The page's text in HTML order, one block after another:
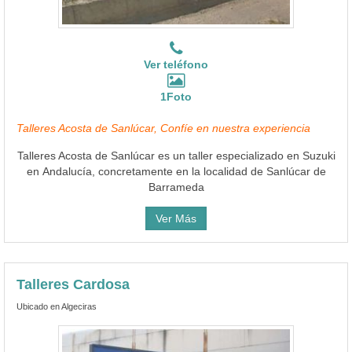
Ver teléfono
1Foto
Talleres Acosta de Sanlúcar, Confíe en nuestra experiencia
Talleres Acosta de Sanlúcar es un taller especializado en Suzuki
en Andalucía, concretamente en la localidad de Sanlúcar de
Barrameda
Ver Más
Talleres Cardosa
Ubicado en Algeciras